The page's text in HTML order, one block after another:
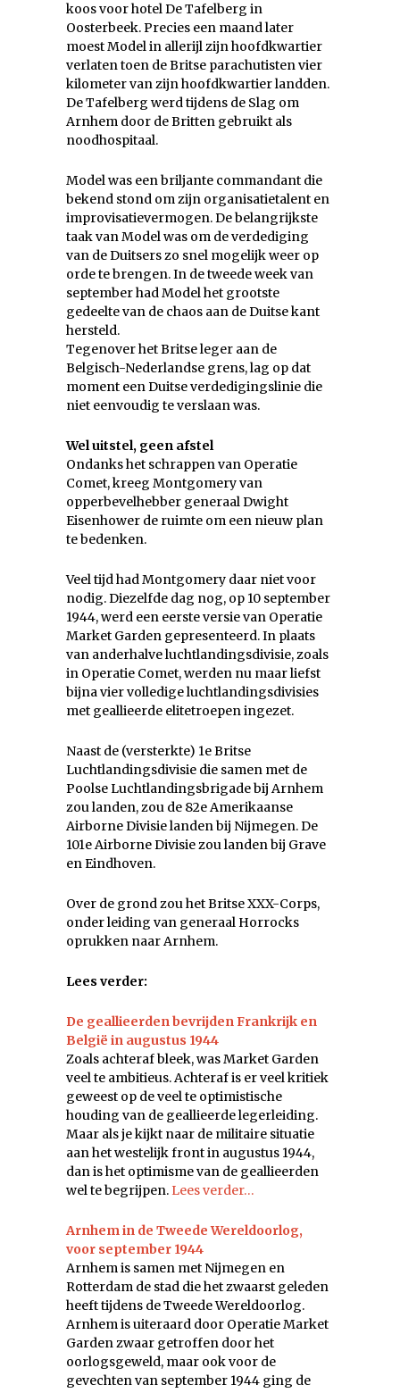
koos voor hotel De Tafelberg in
Oosterbeek. Precies een maand later
moest Model in allerijl zijn hoofdkwartier
verlaten toen de Britse parachutisten vier
kilometer van zijn hoofdkwartier landden.
De Tafelberg werd tijdens de Slag om
Arnhem door de Britten gebruikt als
noodhospitaal.
Model was een briljante commandant die
bekend stond om zijn organisatietalent en
improvisatievermogen. De belangrijkste
taak van Model was om de verdediging
van de Duitsers zo snel mogelijk weer op
orde te brengen. In de tweede week van
september had Model het grootste
gedeelte van de chaos aan de Duitse kant
hersteld.
Tegenover het Britse leger aan de
Belgisch-Nederlandse grens, lag op dat
moment een Duitse verdedigingslinie die
niet eenvoudig te verslaan was.
Wel uitstel, geen afstel
Ondanks het schrappen van Operatie
Comet, kreeg Montgomery van
opperbevelhebber generaal Dwight
Eisenhower de ruimte om een nieuw plan
te bedenken.
Veel tijd had Montgomery daar niet voor
nodig. Diezelfde dag nog, op 10 september
1944, werd een eerste versie van Operatie
Market Garden gepresenteerd. In plaats
van anderhalve luchtlandingsdivisie, zoals
in Operatie Comet, werden nu maar liefst
bijna vier volledige luchtlandingsdivisies
met geallieerde elitetroepen ingezet.
Naast de (versterkte) 1e Britse
Luchtlandingsdivisie die samen met de
Poolse Luchtlandingsbrigade bij Arnhem
zou landen, zou de 82e Amerikaanse
Airborne Divisie landen bij Nijmegen. De
101e Airborne Divisie zou landen bij Grave
en Eindhoven.
Over de grond zou het Britse XXX-Corps,
onder leiding van generaal Horrocks
oprukken naar Arnhem.
Lees verder:
De geallieerden bevrijden Frankrijk en
België in augustus 1944
Zoals achteraf bleek, was Market Garden
veel te ambitieus. Achteraf is er veel kritiek
geweest op de veel te optimistische
houding van de geallieerde legerleiding.
Maar als je kijkt naar de militaire situatie
aan het westelijk front in augustus 1944,
dan is het optimisme van de geallieerden
wel te begrijpen. Lees verder…
Arnhem in de Tweede Wereldoorlog,
voor september 1944
Arnhem is samen met Nijmegen en
Rotterdam de stad die het zwaarst geleden
heeft tijdens de Tweede Wereldoorlog.
Arnhem is uiteraard door Operatie Market
Garden zwaar getroffen door het
oorlogsgeweld, maar ook voor de
gevechten van september 1944 ging de